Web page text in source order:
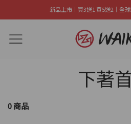
新品上市｜買3送1 買5送2｜全
下著
0 商品